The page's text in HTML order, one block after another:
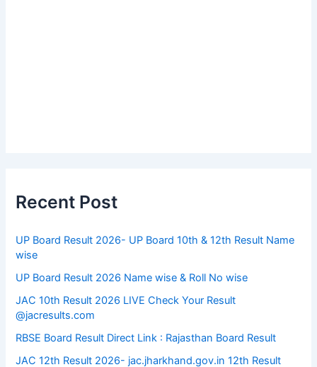
Recent Post
UP Board Result 2026- UP Board 10th & 12th Result Name
wise
UP Board Result 2026 Name wise & Roll No wise
JAC 10th Result 2026 LIVE Check Your Result
@jacresults.com
RBSE Board Result Direct Link : ​Rajasthan Board Result
JAC 12th Result 2026- jac.jharkhand.gov.in 12th Result